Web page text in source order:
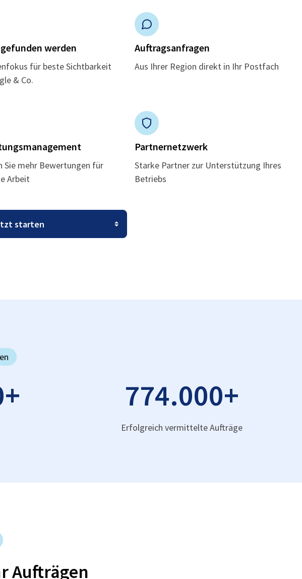
werden
für beste Sichtbarkeit
& Co.
Auftragsanfragen
Aus Ihrer Region direkt in Ihr Postfach
Sie mehr Bewertungen für
Arbeit
Partnernetzwerk
Starke Partner zur Unterstützung Ihres
Betriebs
+ 774.000+
Erfolgreich vermittelte Aufträge
Aufträgen